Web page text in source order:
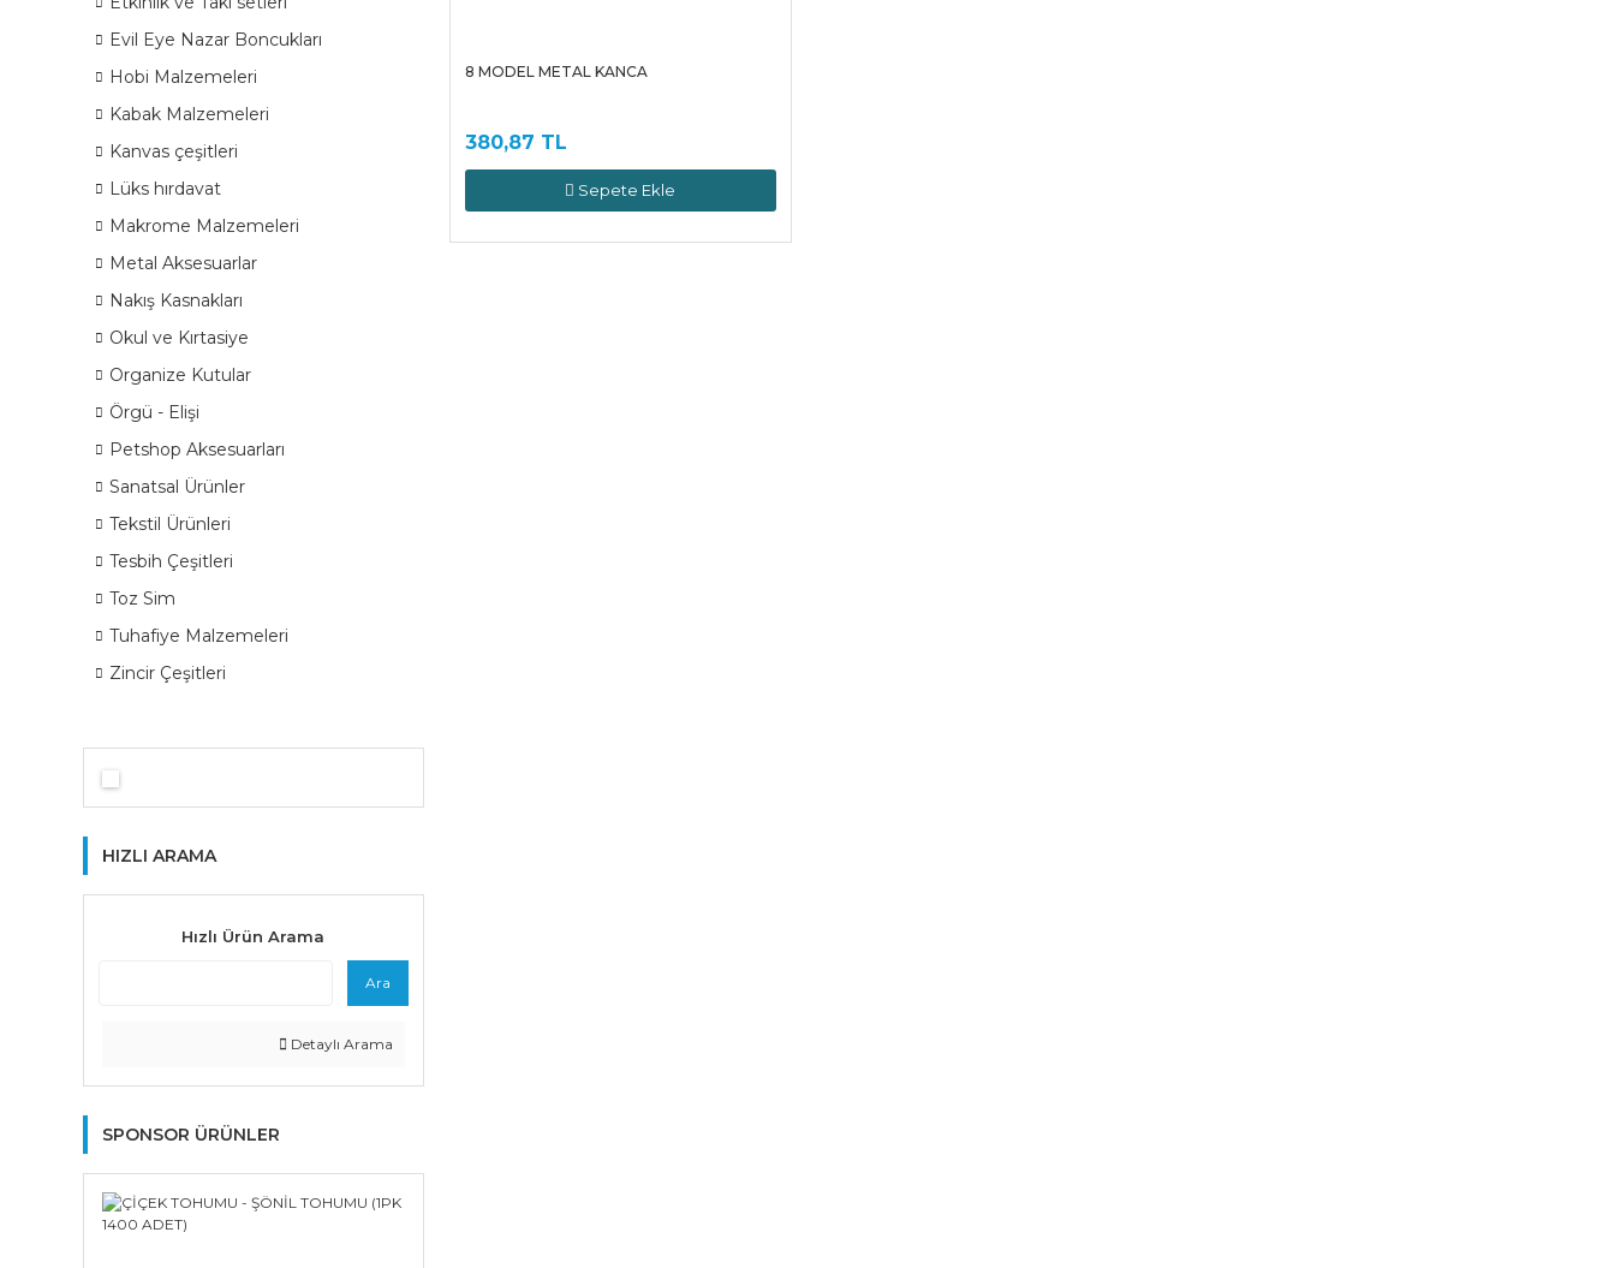
Evil Eye Nazar Boncukları
Hobi Malzemeleri
Kabak Malzemeleri
Kanvas çeşitleri
Lüks hırdavat
Makrome Malzemeleri
Metal Aksesuarlar
Nakış Kasnakları
Okul ve Kırtasiye
Organize Kutular
Örgü - Elişi
Petshop Aksesuarları
Sanatsal Ürünler
Tekstil Ürünleri
Tesbih Çeşitleri
Toz Sim
Tuhafiye Malzemeleri
Zincir Çeşitleri
HIZLI ARAMA
Hızlı Ürün Arama
Ara
Detaylı Arama
SPONSOR ÜRÜNLER
8 MODEL METAL KANCA
380,87 TL
Sepete Ekle